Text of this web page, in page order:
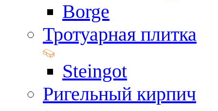
Borge
Тротуарная плитка
Steingot
Ригельный кирпич